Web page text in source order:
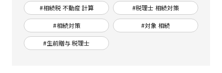
#相続税 不動産 計算 #税理士 相続対策
#相続対策 #対象 相続
#生前贈与 税理士